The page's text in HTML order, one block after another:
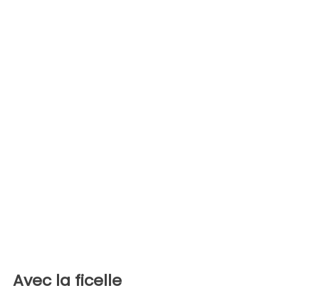
Avec la ficelle